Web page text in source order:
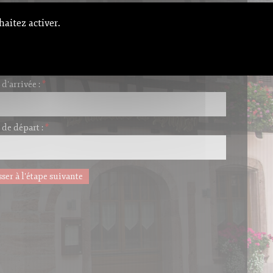
indiqués par un
d'arrivée : *
de départ : *
à l'étape suivante
activer.